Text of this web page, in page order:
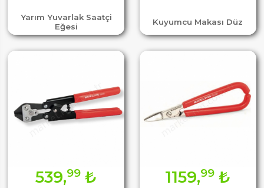
Yarım Yuvarlak Saatçi
Eğesi
Kuyumcu Makası Düz
539,99 ₺ 1159,99 ₺